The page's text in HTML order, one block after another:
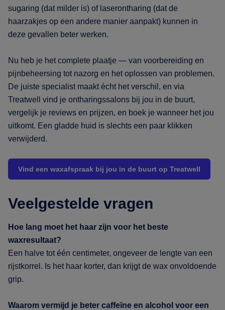
sugaring (dat milder is) of laserontharing (dat de
haarzakjes op een andere manier aanpakt) kunnen in
deze gevallen beter werken.
Nu heb je het complete plaatje — van voorbereiding en
pijnbeheersing tot nazorg en het oplossen van problemen.
De juiste specialist maakt écht het verschil, en via
Treatwell vind je ontharingssalons bij jou in de buurt,
vergelijk je reviews en prijzen, en boek je wanneer het jou
uitkomt. Een gladde huid is slechts een paar klikken
verwijderd.
Vind een waxafspraak bij jou in de buurt op Treatwell
Veelgestelde vragen
Hoe lang moet het haar zijn voor het beste
waxresultaat?
Een halve tot één centimeter, ongeveer de lengte van een
rijstkorrel. Is het haar korter, dan krijgt de wax onvoldoende
grip.
Waarom vermijd je beter caffeïne en alcohol voor een